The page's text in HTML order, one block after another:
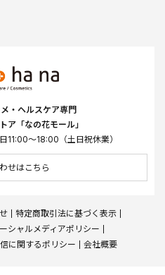
・ヘルスケア専門
ア「なの花モール」
11:00～18:00（土日祝休業）
せはこちら
特定商取引法に基づく表示
シャルメディアポリシー
に関するポリシー
会社概要